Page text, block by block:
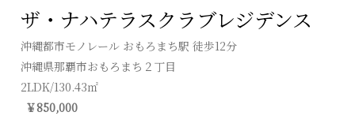
ザ・ナハテラスクラブレジデンス
沖縄都市モノレール おもろまち駅 徒歩12分
沖縄県那覇市おもろまち２丁目
2LDK/130.43㎡
￥850,000